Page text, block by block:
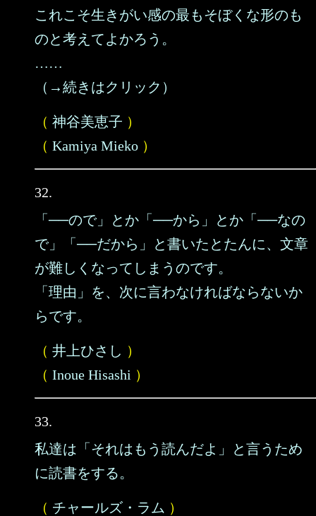
これこそ生きがい感の最もそぼくな形のも
のと考えてよかろう。
……
（→続きはクリック）
（ 神谷美恵子 ）
（ Kamiya Mieko ）
32.
「──ので」とか「──から」とか「──なの
で」「──だから」と書いたとたんに、文章
が難しくなってしまうのです。
「理由」を、次に言わなければならないか
らです。
（ 井上ひさし ）
（ Inoue Hisashi ）
33.
私達は「それはもう読んだよ」と言うため
に読書をする。
（ チャールズ・ラム ）